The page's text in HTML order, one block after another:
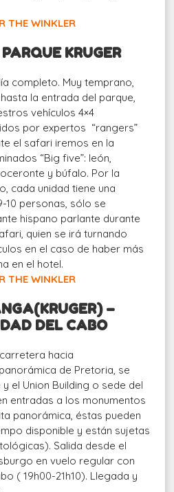
THE WINKLER
KRUGER
completo. Muy temprano,
la entrada del parque,
vehículos 4×4
por expertos “rangers”
el safari iremos en la
“Big five”: león,
y búfalo. Por la
cada unidad tiene una
10 personas, sólo se
hispano parlante durante
quien se irá turnando
en el caso de haber más
en el hotel.
THE WINKLER
–
DEL CABO
hacia
de Pretoria, se
el Union Building o sede del
entradas a los monumentos
panorámica, éstas pueden
disponible y están sujetas
Salida desde el
en vuelo regular con
( 19h00-21h10). Llegada y